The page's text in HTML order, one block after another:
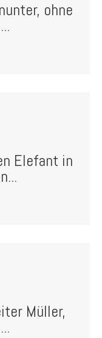
ohne
Elefant in
Müller,